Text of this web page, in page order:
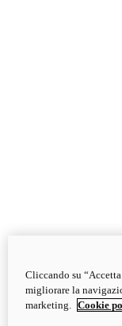
Cliccando su
migliorare la
marketing.
Cookie